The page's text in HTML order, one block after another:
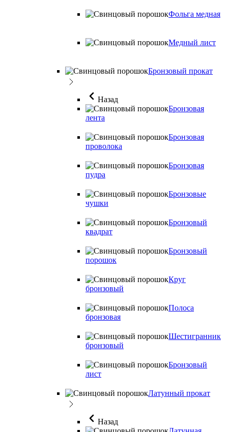
Фольга медная
Медный лист
Бронзовый прокат
Назад
Бронзовая
лента
Бронзовая
проволока
Бронзовая
пудра
Бронзовые
чушки
Бронзовый
квадрат
Бронзовый
порошок
Круг
бронзовый
Полоса
бронзовая
Шестигранник
бронзовый
Бронзовый
лист
Латунный прокат
Назад